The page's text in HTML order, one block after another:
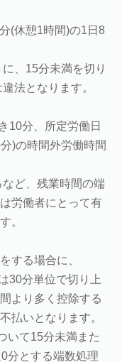
(休憩1時間)の1日8
、15分未満を切り
法となります。
10分、所定労働日
)の時間外労働時間
ど、残業時間の端
労働者にとって有
。
する場合に、
30分単位で切り上
より多く控除する
払いとなります。
いて15分未満また
分とする端数処理